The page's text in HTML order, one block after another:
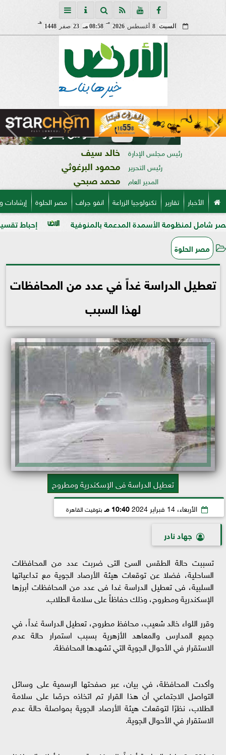
السبت 8 أغسطس 2026
مـ
08:58 مـ 23 صفر 1448
هـ
رئيس مجلس الإدارة خالد سيف
رئيس التحرير محمود البرغوثي
المدير العام محمد صبحي
الأخبار تقارير تكنولوجيا الزراعة انفو جراف مصر الحلوة
إحباط تقسيم قطعة أرض على مساحة 2000 متر الأسمدة المدعمة بالمنوفية
مصر الحلوة
تعطيل الدراسة غداً في عدد من المحافظات
لهذا السبب
تعطيل الدراسة فى الإسكندرية ومطروح
الأربعاء، 14 فبراير 2024 10:40 مـ بتوقيت القاهرة
جهاد نادر
تسببت حالة الطقس السئ التى ضربت عدد من المحافظات
الساحلية، فضلا عن توقعات هيئة الأرصاد الجوية مع تداعياتها
السلبية، فى تعطيل الدراسة غدا فى عدد من المحافظات أبرزها
الإسكندرية ومطروح، وذلك حفاظاً على سلامة الطلاب.
وقرر اللواء خالد شعيب، محافظ مطروح، تعطيل الدراسة غداً، في
جميع المدارس والمعاهد الأزهرية بسبب استمرار حالة عدم
الاستقرار في الأحوال الجوية التي تشهدها المحافظة.
وأكدت المحافظة، في بيان، عبر صفحتها الرسمية على وسائل
التواصل الاجتماعي أن هذا القرار تم اتخاذه حرصًا على سلامة
الطلاب، نظرًا لتوقعات هيئة الأرصاد الجوية بمواصلة حالة عدم
الاستقرار في الأحوال الجوية.